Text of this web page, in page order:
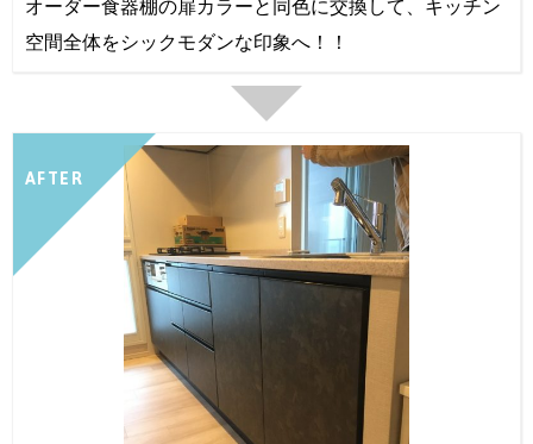
オーダー食器棚の扉カラーと同色に交換して、キッチン
空間全体をシックモダンな印象へ！！
AFTER